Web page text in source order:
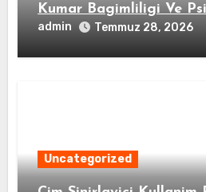
Kumar Bagimliligi Ve
admin Temmuz 28, 2026
Uncategorized